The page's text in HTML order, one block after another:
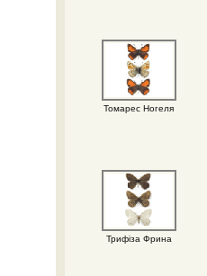
Томарес Ногеля
Трифіза Фрина